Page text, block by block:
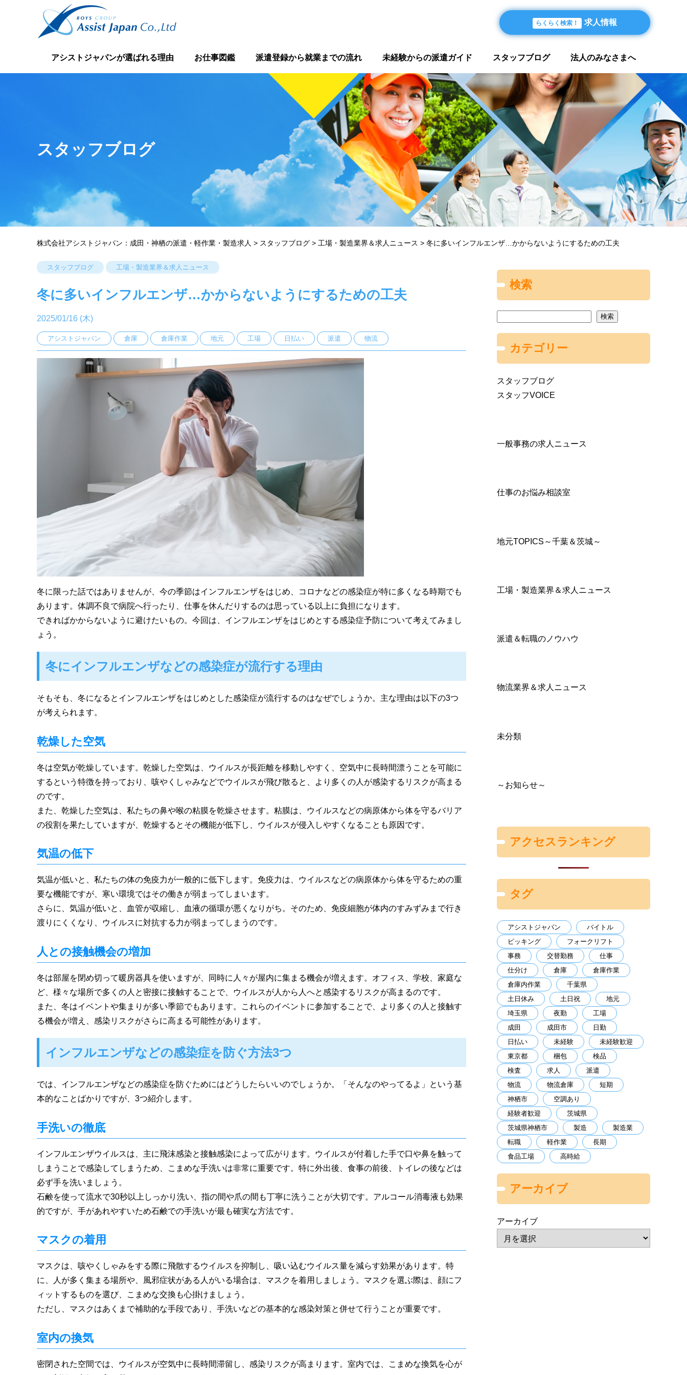
らくらく検索！ 求人情報
アシストジャパンが選ばれる理由 お仕事図鑑 派遣登録から就業までの流れ 未経験からの派遣ガイド スタッフブログ 法人のみなさまへ
スタッフブログ
株式会社アシストジャパン：成田・神栖の派遣・軽作業・製造求人 > スタッフブログ > 工場・製造業界＆求人ニュース > 冬に多いインフルエンザ…かからないようにするための工夫
スタッフブログ 工場・製造業界＆求人ニュース
冬に多いインフルエンザ…かからないようにするための工夫
2025/01/16 (木)
アシストジャパン 倉庫 倉庫作業 地元 工場 日払い 派遣 物流
冬に限った話ではありませんが、今の季節はインフルエンザをはじめ、コロナなどの感染症が特に多くなる時期でも
あります。体調不良で病院へ行ったり、仕事を休んだりするのは思っている以上に負担になります。
できればかからないように避けたいもの。今回は、インフルエンザをはじめとする感染症予防について考えてみまし
ょう。
冬にインフルエンザなどの感染症が流行する理由
そもそも、冬になるとインフルエンザをはじめとした感染症が流行するのはなぜでしょうか。主な理由は以下の3つ
が考えられます。
乾燥した空気
冬は空気が乾燥しています。乾燥した空気は、ウイルスが長距離を移動しやすく、空気中に長時間漂うことを可能に
するという特徴を持っており、咳やくしゃみなどでウイルスが飛び散ると、より多くの人が感染するリスクが高まる
のです。
また、乾燥した空気は、私たちの鼻や喉の粘膜を乾燥させます。粘膜は、ウイルスなどの病原体から体を守るバリア
の役割を果たしていますが、乾燥するとその機能が低下し、ウイルスが侵入しやすくなることも原因です。
気温の低下
気温が低いと、私たちの体の免疫力が一般的に低下します。免疫力は、ウイルスなどの病原体から体を守るための重
要な機能ですが、寒い環境ではその働きが弱まってしまいます。
さらに、気温が低いと、血管が収縮し、血液の循環が悪くなりがち。そのため、免疫細胞が体内のすみずみまで行き
渡りにくくなり、ウイルスに対抗する力が弱まってしまうのです。
人との接触機会の増加
冬は部屋を閉め切って暖房器具を使いますが、同時に人々が屋内に集まる機会が増えます。オフィス、学校、家庭な
ど、様々な場所で多くの人と密接に接触することで、ウイルスが人から人へと感染するリスクが高まるのです。
また、冬はイベントや集まりが多い季節でもあります。これらのイベントに参加することで、より多くの人と接触す
る機会が増え、感染リスクがさらに高まる可能性があります。
インフルエンザなどの感染症を防ぐ方法3つ
では、インフルエンザなどの感染症を防ぐためにはどうしたらいいのでしょうか。「そんなのやってるよ」という基
本的なことばかりですが、3つ紹介します。
手洗いの徹底
インフルエンザウイルスは、主に飛沫感染と接触感染によって広がります。ウイルスが付着した手で口や鼻を触って
しまうことで感染してしまうため、こまめな手洗いは非常に重要です。特に外出後、食事の前後、トイレの後などは
必ず手を洗いましょう。
石鹸を使って流水で30秒以上しっかり洗い、指の間や爪の間も丁寧に洗うことが大切です。アルコール消毒液も効果
的ですが、手があれやすいため石鹸での手洗いが最も確実な方法です。
マスクの着用
マスクは、咳やくしゃみをする際に飛散するウイルスを抑制し、吸い込むウイルス量を減らす効果があります。特
に、人が多く集まる場所や、風邪症状がある人がいる場合は、マスクを着用しましょう。マスクを選ぶ際は、顔にフ
ィットするものを選び、こまめな交換も心掛けましょう。
ただし、マスクはあくまで補助的な手段であり、手洗いなどの基本的な感染対策と併せて行うことが重要です。
室内の換気
密閉された空間では、ウイルスが空気中に長時間滞留し、感染リスクが高まります。室内では、こまめな換気を心が
検索
検索
カテゴリー
スタッフブログ
スタッフVOICE
一般事務の求人ニュース
仕事のお悩み相談室
地元TOPICS～千葉＆茨城～
工場・製造業界＆求人ニュース
派遣＆転職のノウハウ
物流業界＆求人ニュース
未分類
～お知らせ～
アクセスランキング
タグ
アシストジャパン
バイトル
ピッキング
フォークリフト
事務
交替勤務
仕事
仕分け
倉庫
倉庫作業
倉庫内作業
千葉県
土日休み
土日祝
地元
埼玉県
夜勤
工場
成田
成田市
日勤
日払い
未経験
未経験歓迎
東京都
梱包
検品
検査
求人
派遣
物流
物流倉庫
短期
神栖市
空調あり
経験者歓迎
茨城県
茨城県神栖市
製造
製造業
転職
軽作業
長期
食品工場
高時給
アーカイブ
アーカイブ